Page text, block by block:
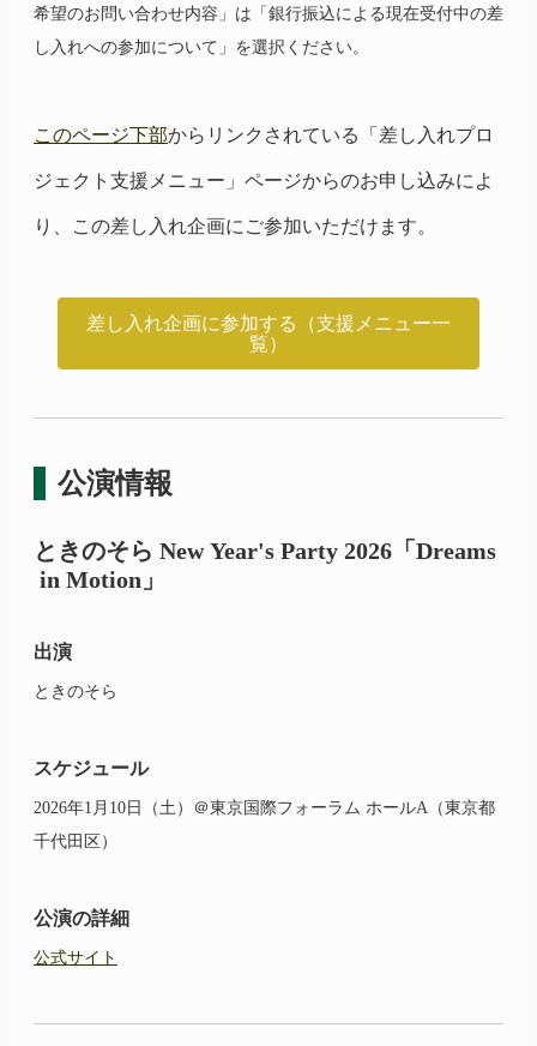
希望のお問い合わせ内容」は「銀行振込による現在受付中の差
し入れへの参加について」を選択ください。
このページ下部からリンクされている「差し入れプロ
ジェクト支援メニュー」ページからのお申し込みによ
り、この差し入れ企画にご参加いただけます。
差し入れ企画に参加する（支援メニュー一
覧）
公演情報
ときのそら New Year's Party 2026 「Dreams
in Motion」
出演
ときのそら
スケジュール
2026年1月10日（土）＠東京国際フォーラム ホールA（東京都
千代田区）
公演の詳細
公式サイト